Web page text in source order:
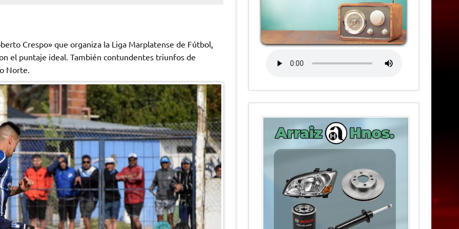
Crespo» que organiza la Liga Marplatense de Fútbol,
el puntaje ideal. También contundentes triunfos de
Norte.